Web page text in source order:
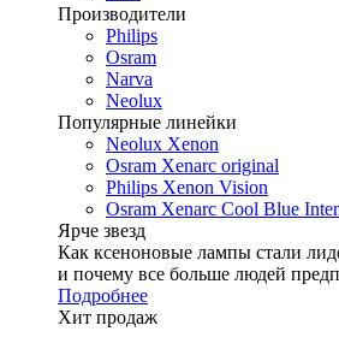
Производители
Philips
Osram
Narva
Neolux
Популярные линейки
Neolux Xenon
Osram Xenarc original
Philips Xenon Vision
Osram Xenarc Cool Blue
Ярче звезд
Как ксеноновые лампы стали
и почему все больше людей
Подробнее
Хит продаж